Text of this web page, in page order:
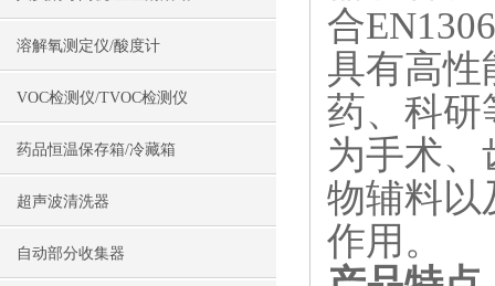
溶解氧测定仪/酸度计
VOC检测仪/TVOC检测仪
药品恒温保存箱/冷藏箱
超声波清洗器
自动部分收集器
合
具有高性
药、科研
为手术
物辅料以
作用。